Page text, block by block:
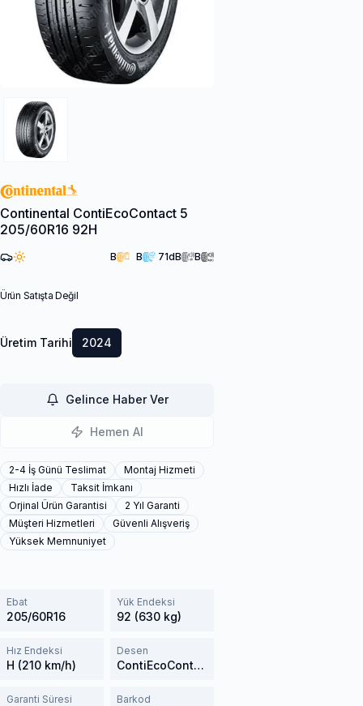
Continental ContiEcoContact 5
205/60R16 92H
B B 71dB B
Ürün Satışta Değil
Üretim Tarihi 2024
Gelince Haber Ver
Hemen Al
2-4 İş Günü Teslimat
Montaj Hizmeti
Hızlı İade
Taksit İmkanı
Orjinal Ürün Garantisi
2 Yıl Garanti
Müşteri Hizmetleri
Güvenli Alışveriş
Yüksek Memnuniyet
Ebat
205/60R16
Yük Endeksi
92 (630 kg)
Hız Endeksi
H (210 km/h)
Desen
ContiEcoContact 5
Garanti Süresi Barkod